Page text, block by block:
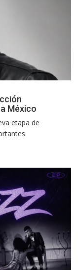
México
etapa de